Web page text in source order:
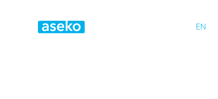
EN